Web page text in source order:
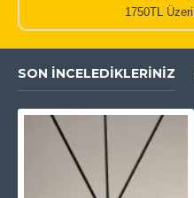
1750TL
SON İNCELEDIKLERINIZ